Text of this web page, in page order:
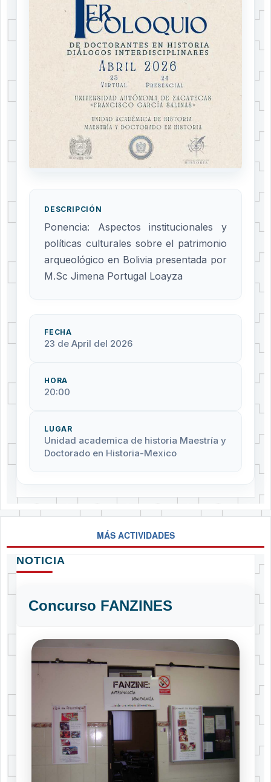
DESCRIPCIÓN
Ponencia: Aspectos institucionales y
políticas culturales sobre el patrimonio
arqueológico en Bolivia presentada por
M.Sc Jimena Portugal Loayza
FECHA
23 de April del 2026
HORA
20:00
LUGAR
Unidad academica de historia Maestría y
Doctorado en Historia-Mexico
MÁS ACTIVIDADES
NOTICIA
Concurso FANZINES